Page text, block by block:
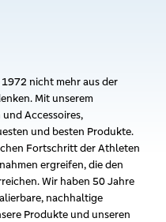
nicht mehr aus der
Mit unserem
Accessoires,
und besten Produkte.
Fortschritt der Athleten
ergreifen, die den
Wir haben 50 Jahre
nachhaltige
Produkte und unseren